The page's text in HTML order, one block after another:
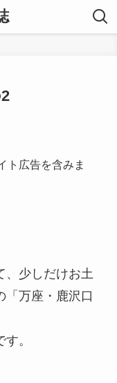
ト広告を含みま
、少しだけお土
「万座・鹿沢口
。